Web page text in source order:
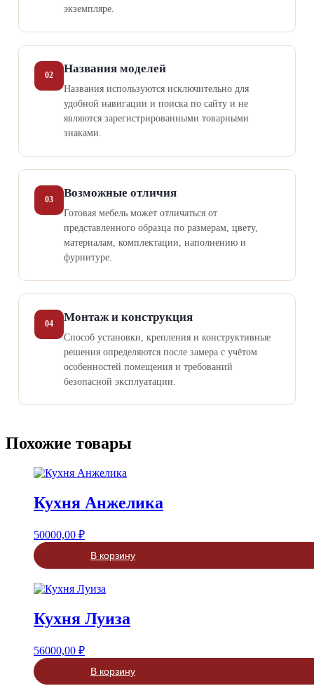
экземпляре.
02
Названия моделей
Названия используются исключительно для
удобной навигации и поиска по сайту и не
являются зарегистрированными товарными
знаками.
03
Возможные отличия
Готовая мебель может отличаться от
представленного образца по размерам, цвету,
материалам, комплектации, наполнению и
фурнитуре.
04
Монтаж и конструкция
Способ установки, крепления и конструктивные
решения определяются после замера с учётом
особенностей помещения и требований
безопасной эксплуатации.
Похожие товары
Кухня Анжелика
50000,00 ₽
В корзину
Кухня Луиза
56000,00 ₽
В корзину